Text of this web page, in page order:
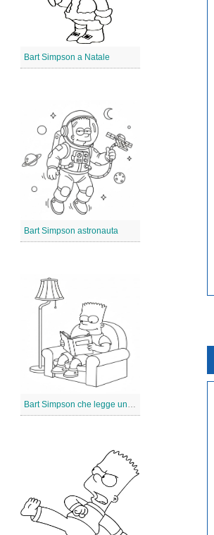
Bart Simpson a Natale
Bart Simpson astronauta
Bart Simpson che legge un libro